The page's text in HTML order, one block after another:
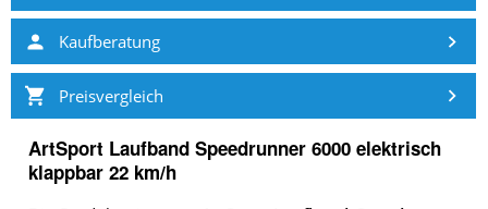
Kaufberatung
Preisvergleich
ArtSport Laufband Speedrunner 6000 elektrisch
klappbar 22 km/h